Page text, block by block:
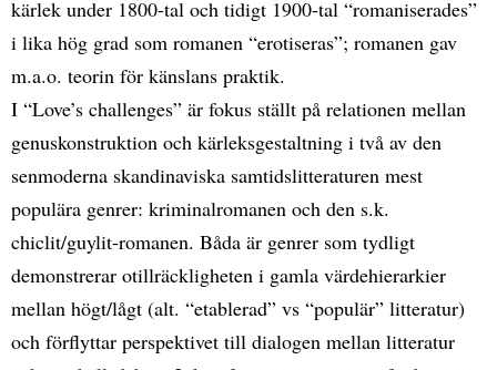
kärlek under 1800-tal och tidigt 1900-tal “romaniserades”
i lika hög grad som romanen “erotiseras”; romanen gav
m.a.o. teorin för känslans praktik.
I “Love’s challenges” är fokus ställt på relationen mellan
genuskonstruktion och kärleksgestaltning i två av den
senmoderna skandinaviska samtidslitteraturen mest
populära genrer: kriminalromanen och den s.k.
chiclit/guylit-romanen. Båda är genrer som tydligt
demonstrerar otillräckligheten i gamla värdehierarkier
mellan högt/lågt (alt. “etablerad” vs “populär” litteratur)
och förflyttar perspektivet till dialogen mellan litteratur